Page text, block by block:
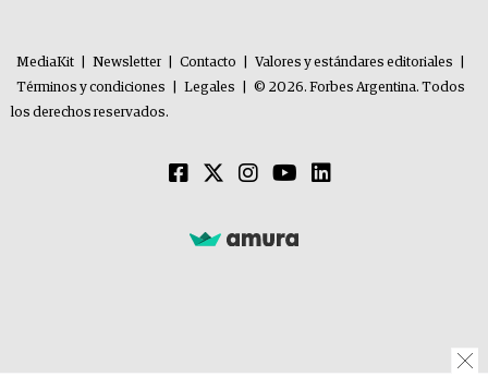
MediaKit Newsletter Contacto Valores y estándares editoriales
Términos y condiciones
Legales
© 2026. Forbes Argentina. Todos
los derechos reservados.